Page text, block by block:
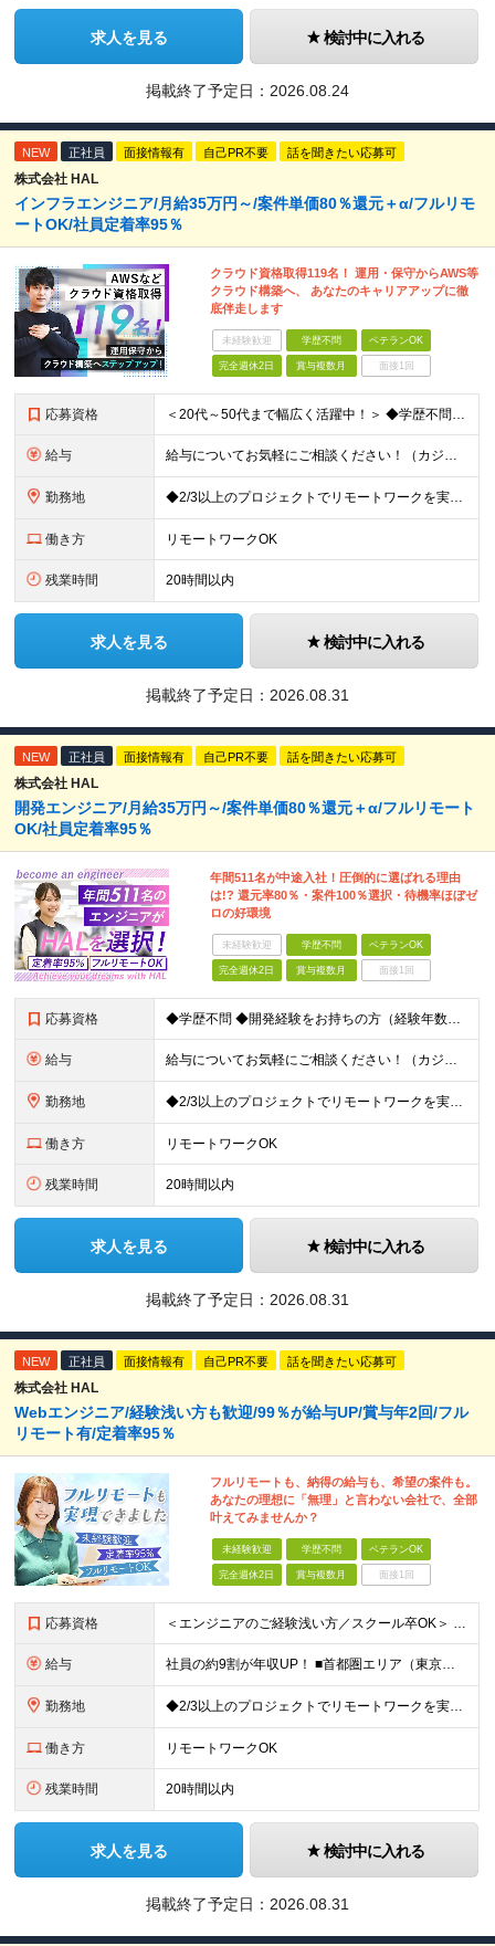
求人を見る 検討中に入れる
掲載終了予定日： 2026.08.24
NEW 正社員 面接情報有 自己PR不要 話を聞きたい応募可
株式会社 HAL
インフラエンジニア/月給35万円～/案件単価80％還元＋α/フルリモ
ートOK/社員定着率95％
クラウド資格取得119名！ 運用・保守からAWS等
クラウド構築へ、 あなたのキャリアアップに徹
底伴走します
未経験歓迎 学歴不問 ベテランOK
完全週休2日 賞与複数月 面接1回
応募資格 ＜20代～50代まで幅広く活躍中！＞ ◆学歴不問 ◆何らかのインフラ関連の実務経験 ★経験年数不問/運用監視レベルも歓迎 ＜こんな方は大歓迎！＞ ◎今の収入に不満がある ◎もっと上流の案件で活躍した
給与 給与についてお気軽にご相談ください！（カジュアル面談可能） 月給35万円～＋各種手当＋賞与2回 ※固定残業代は、時間外労働の有無に関わらず40時間分を87,500円～支給 ※超過分は別途支給 ※試用
勤務地 ◆2/3以上のプロジェクトでリモートワークを実施中！ ≪自社拠点≫ ・東京本社／東京都千代田区丸の内二丁目6番1号 丸の内パークビルディング6階 ・関西支社／⼤阪府⼤阪市中央区安⼟町2-3-13 ⼤
働き方 リモートワークOK
残業時間 20時間以内
求人を見る 検討中に入れる
掲載終了予定日： 2026.08.31
NEW 正社員 面接情報有 自己PR不要 話を聞きたい応募可
株式会社 HAL
開発エンジニア/月給35万円～/案件単価80％還元＋α/フルリモート
OK/社員定着率95％
年間511名が中途入社！圧倒的に選ばれる理由
は!? 還元率80％・案件100％選択・待機率ほぼゼ
ロの好環境
未経験歓迎 学歴不問 ベテランOK
完全週休2日 賞与複数月 面接1回
応募資格 ◆学歴不問 ◆開発経験をお持ちの方（経験年数不問） ＜こんな方は大歓迎！＞ ◎今の収入をもっと増やしたい ◎もっと上流の案件で活躍したい ◎将来のキャリアにつながる案件に携わりたい ◎自分のやりたい
給与 給与についてお気軽にご相談ください！（カジュアル面談可能） 月給35万円～＋各種手当＋賞与2回 ※固定残業代は、時間外労働の有無に関わらず40時間分を87,500円～支給 ※超過分は別途支給 ※試用
勤務地 ◆2/3以上のプロジェクトでリモートワークを実施中！ ≪自社拠点≫ ・東京本社／東京都千代田区丸の内二丁目6番1号 丸の内パークビルディング6階 ・関西支社／⼤阪府⼤阪市中央区安⼟町2-3-13 ⼤
働き方 リモートワークOK
残業時間 20時間以内
求人を見る 検討中に入れる
掲載終了予定日： 2026.08.31
NEW 正社員 面接情報有 自己PR不要 話を聞きたい応募可
株式会社 HAL
Webエンジニア/経験浅い方も歓迎/99％が給与UP/賞与年2回/フル
リモート有/定着率95％
フルリモートも、納得の給与も、希望の案件も。
あなたの理想に「無理」と言わない会社で、全部
叶えてみませんか？
未経験歓迎 学歴不問 ベテランOK
完全週休2日 賞与複数月 面接1回
応募資格 ＜エンジニアのご経験浅い方／スクール卒OK＞ ◆学歴不問 ◆未経験OK ＜こんな方は大歓迎！＞ ◎今の収入に不満がある方 ◎新しい言語・スキルに挑戦したい方 ◎腰を据えて活躍したい方 ◎頑張りを評価
給与 社員の約9割が年収UP！ ■首都圏エリア（東京、神奈川、千葉、埼玉勤務） 月給25万円～26万円（固定残業代含む） ※固定残業代は、時間外労働の有無に関わらず17時間分を30,000円～31,200
勤務地 ◆2/3以上のプロジェクトでリモートワークを実施中！ ≪自社拠点≫ ・東京本社／東京都千代田区丸の内二丁目6番1号 丸の内パークビルディング6階 ・関西支社／⼤阪府⼤阪市中央区安⼟町2-3-13 ⼤
働き方 リモートワークOK
残業時間 20時間以内
求人を見る 検討中に入れる
掲載終了予定日： 2026.08.31